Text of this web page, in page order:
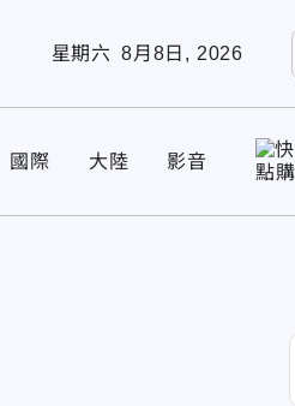
星期六 8月8日, 2026
國際 大陸 影音